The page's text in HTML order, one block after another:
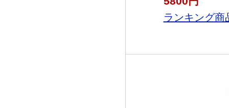
ランキング